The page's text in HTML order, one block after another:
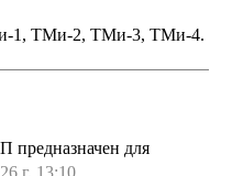
1, ТМи-2, ТМи-3, ТМи-4.
предназначен для
г. 13:10